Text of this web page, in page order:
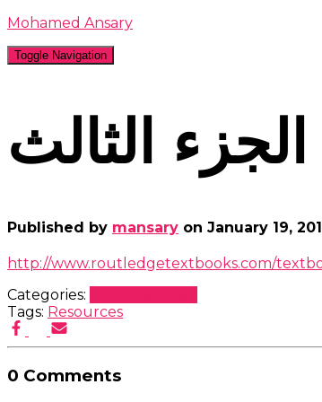
Mohamed Ansary
Toggle Navigation
الثالث
Published by mansary on January 19,
http://www.routledgetextbooks.com/
Categories:
Tags: Resources
0 Comments